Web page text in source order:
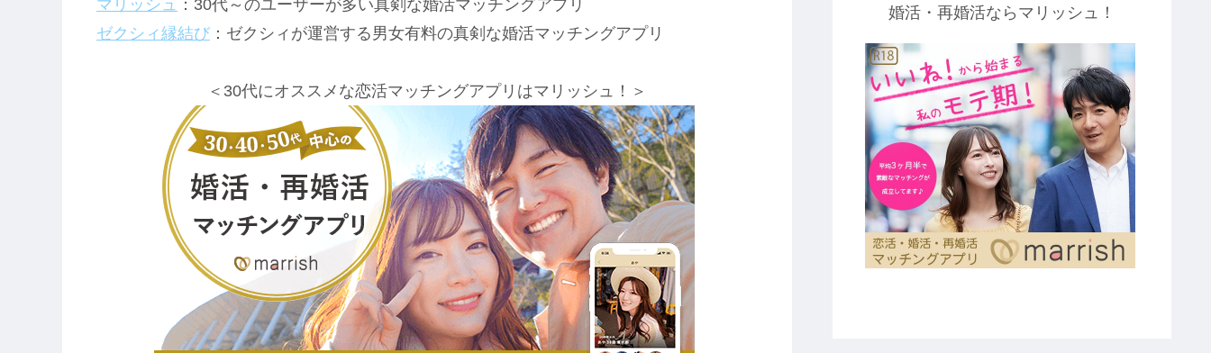
マリッシュ
：30代～のユーザーが多い真剣な婚活マッチングアプリ
ゼクシィ縁結び ：ゼクシィが運営する男女有料の真剣な婚活マッチングアプリ
＜30代にオススメな恋活マッチングアプリはマリッシュ！＞
婚活・再婚活ならマリッシュ！